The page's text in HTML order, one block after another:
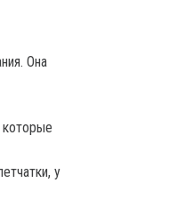
Она
у